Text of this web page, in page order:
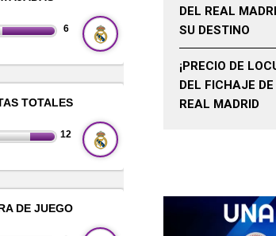
DEL REAL
SU DESTINO
¡PRECIO DE
DEL FICHAJE
REAL MADRID